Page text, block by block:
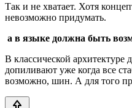
Так и не хватает. Хотя
невозможно придумать.
а в языке должна быть
В классической
допиливают уже когда все
возможно, шин. А для того